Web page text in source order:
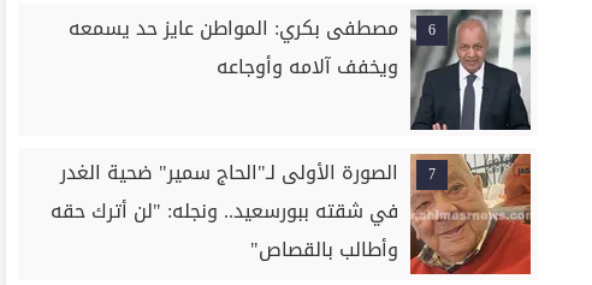
6
مصطفى بكري: المواطن عايز حد يسمعه
ويخفف آلامه وأوجاعه
7
الصورة الأولى لـ"الحاج سمير" ضحية الغدر
في شقته ببورسعيد.. ونجله: "لن أترك حقه
وأطالب بالقصاص"